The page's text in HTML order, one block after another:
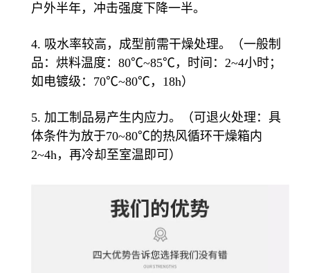
户外半年，冲击强度下降一半。
4. 吸水率较高，成型前需干燥处理。（一般制
品：烘料温度：80℃~85℃，时间：2~4小时；
如电镀级：70℃~80℃，18h）
5. 加工制品易产生内应力。（可退火处理：具
体条件为放于70~80℃的热风循环干燥箱内
2~4h，再冷却至室温即可）